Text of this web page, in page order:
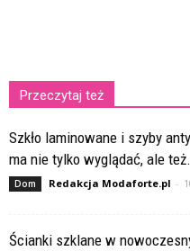
Przeczytaj też
Szkło laminowane i szyby
ma nie tylko wyglądać, ale
Dom Redakcja Modaforte.pl -
Ścianki szklane w